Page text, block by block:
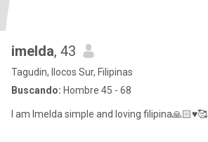
imelda, 43
Tagudin, Ilocos Sur, Filipinas
Buscando: Hombre 45 - 68
I am Imelda simple and loving filipina🙏🏻♥️🥰